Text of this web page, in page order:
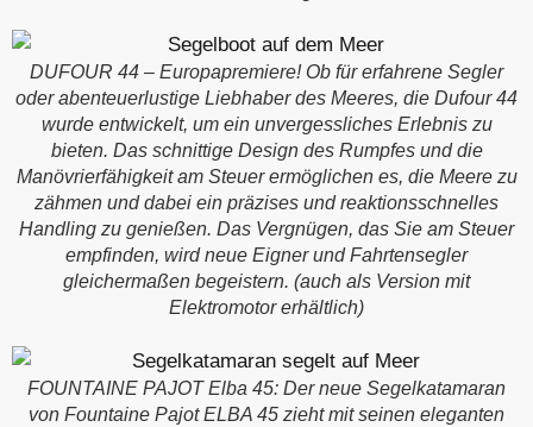
DUFOUR 44 – Europapremiere! Ob für erfahrene Segler
oder abenteuerlustige Liebhaber des Meeres, die Dufour 44
wurde entwickelt, um ein unvergessliches Erlebnis zu
bieten. Das schnittige Design des Rumpfes und die
Manövrierfähigkeit am Steuer ermöglichen es, die Meere zu
zähmen und dabei ein präzises und reaktionsschnelles
Handling zu genießen. Das Vergnügen, das Sie am Steuer
empfinden, wird neue Eigner und Fahrtensegler
gleichermaßen begeistern. (auch als Version mit
Elektromotor erhältlich)
FOUNTAINE PAJOT Elba 45: Der neue Segelkatamaran
von Fountaine Pajot ELBA 45 zieht mit seinen eleganten